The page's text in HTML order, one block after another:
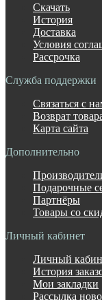
Скачать
История
Доставка
Условия
Рассрочка
Служба поддержки
Связаться с
Возврат
Карта сайта
Дополнительно
Подарочные
Партнёры
Товары со
Личный кабинет
Личный
История
Мои закладки
Рассылка